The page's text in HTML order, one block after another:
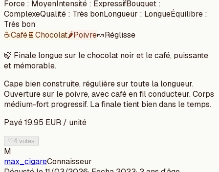
Force : MoyenIntensité : ExpressifBouquet :
ComplexeQualité : Très bonLongueur : LongueÉquilibre :
Très bon
☕Café🍫Chocolat🌶️Poivre🍬Réglisse
🍃 Finale longue sur le chocolat noir et le café, puissante
et mémorable.
Cape bien construite, régulière sur toute la longueur.
Ouverture sur le poivre, avec café en fil conducteur. Corps
médium-fort progressif. La finale tient bien dans le temps.
Payé19.95 EUR / unité
♡4 votes
M
max_cigareConnaisseur